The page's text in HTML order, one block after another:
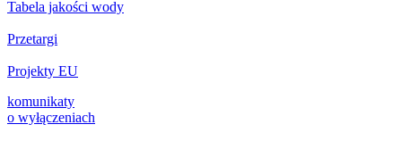
Tabela jakości wody
Przetargi
Projekty EU
komunikaty
o wyłączeniach